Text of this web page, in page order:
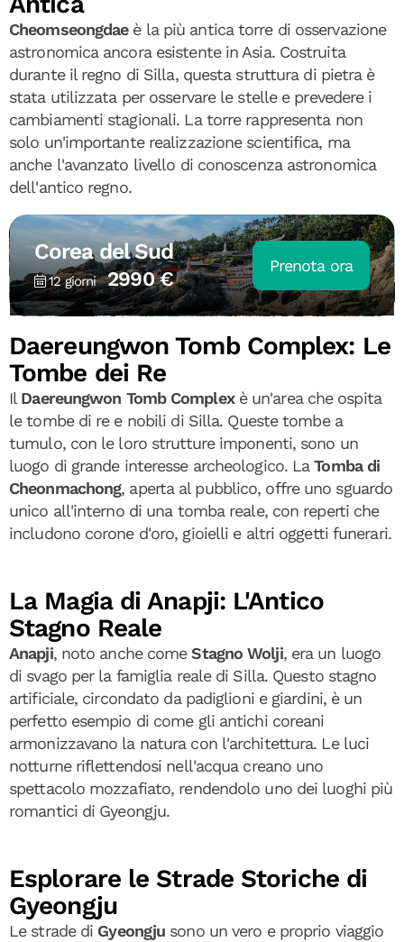
Cheomseongdaeè la più antica torre di osservazione
astronomica ancora esistente in Asia. Costruita
durante il regno di Silla, questa struttura di pietra è
stata utilizzata per osservare le stelle e prevedere i
cambiamenti stagionali. La torre rappresenta non
solo un'importante realizzazione scientifica, ma
anche l'avanzato livello di conoscenza astronomica
dell'antico regno.
Corea del Sud
12 giorni 2990 €
Prenota ora
Daereungwon Tomb Complex: Le
Tombe dei Re
Il Daereungwon Tomb Complexè un'area che ospita
le tombe di re e nobili di Silla. Queste tombe a
tumulo, con le loro strutture imponenti, sono un
luogo di grande interesse archeologico. LaTomba di
Cheonmachong, aperta al pubblico, offre uno sguardo
unico all'interno di una tomba reale, con reperti che
includono corone d'oro, gioielli e altri oggetti funerari.
La Magia di Anapji: L'Antico
Stagno Reale
Anapji, noto anche comeStagno Wolji, era un luogo
di svago per la famiglia reale di Silla. Questo stagno
artificiale, circondato da padiglioni e giardini, è un
perfetto esempio di come gli antichi coreani
armonizzavano la natura con l'architettura. Le luci
notturne riflettendosi nell'acqua creano uno
spettacolo mozzafiato, rendendolo uno dei luoghi più
romantici di Gyeongju.
Esplorare le Strade Storiche di
Gyeongju
Le strade di Gyeongju sono un vero e proprio viaggio